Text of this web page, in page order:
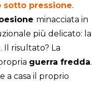
sotto pressione.
minacciata in
più delicato: la
. Il risultato? La
guerra fredda.
a casa il proprio